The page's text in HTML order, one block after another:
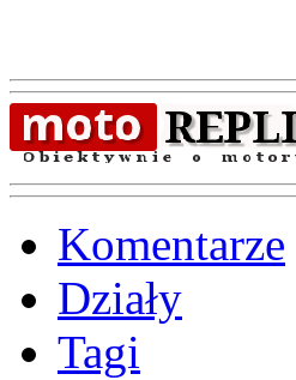
Komentarze
Działy
Tagi